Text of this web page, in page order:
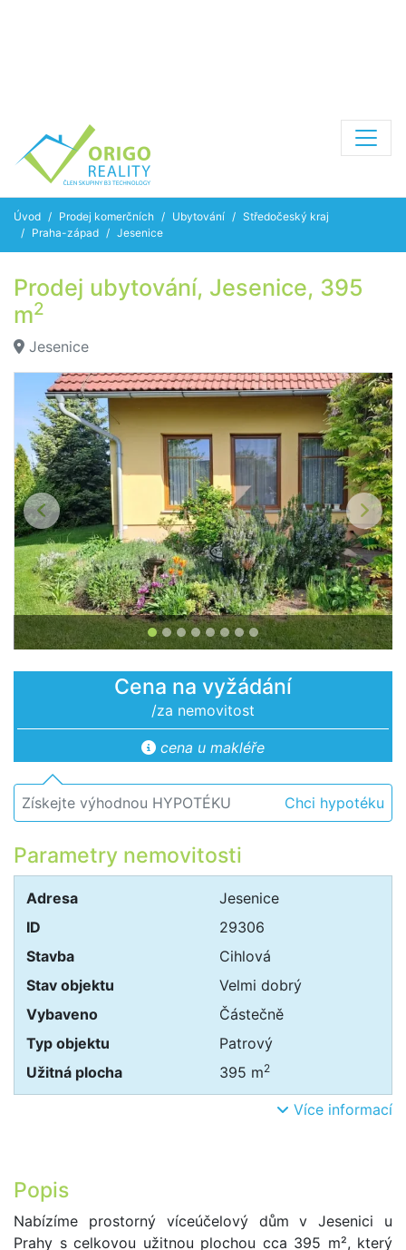
Úvod Prodej komerčních Ubytování
Středočeský kraj
Praha-západ
Jesenice
Prodej ubytování, Jesenice, 395
m2
Jesenice
Předchozí Další
Cena na vyžádání
/za nemovitost
cena u makléře
Získejte výhodnou HYPOTÉKU Chci hypotéku
Parametry nemovitosti
Adresa
Jesenice
ID
29306
Stavba
Cihlová
Stav objektu
Velmi dobrý
Vybaveno
Částečně
Typ objektu
Patrový
Užitná plocha
395 m2
Více informací
Popis
Nabízíme prostorný víceúčelový dům v Jesenici u
Prahy s celkovou užitnou plochou cca 395 m², který